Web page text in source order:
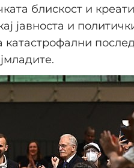
блискост и
јавноста и